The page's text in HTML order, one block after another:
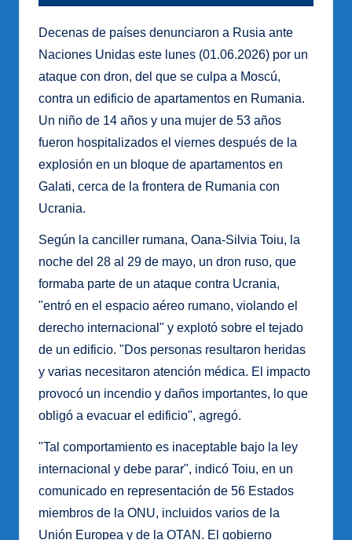
Decenas de países denunciaron a Rusia ante
Naciones Unidas este lunes (01.06.2026) por un
ataque con dron, del que se culpa a Moscú,
contra un edificio de apartamentos en Rumania.
Un niño de 14 años y una mujer de 53 años
fueron hospitalizados el viernes después de la
explosión en un bloque de apartamentos en
Galati, cerca de la frontera de Rumania con
Ucrania.
Según la canciller rumana, Oana-Silvia Toiu, la
noche del 28 al 29 de mayo, un dron ruso, que
formaba parte de un ataque contra Ucrania,
"entró en el espacio aéreo rumano, violando el
derecho internacional" y explotó sobre el tejado
de un edificio. "Dos personas resultaron heridas
y varias necesitaron atención médica. El impacto
provocó un incendio y daños importantes, lo que
obligó a evacuar el edificio", agregó.
"Tal comportamiento es inaceptable bajo la ley
internacional y debe parar", indicó Toiu, en un
comunicado en representación de 56 Estados
miembros de la ONU, incluidos varios de la
Unión Europea y de la OTAN. El gobierno